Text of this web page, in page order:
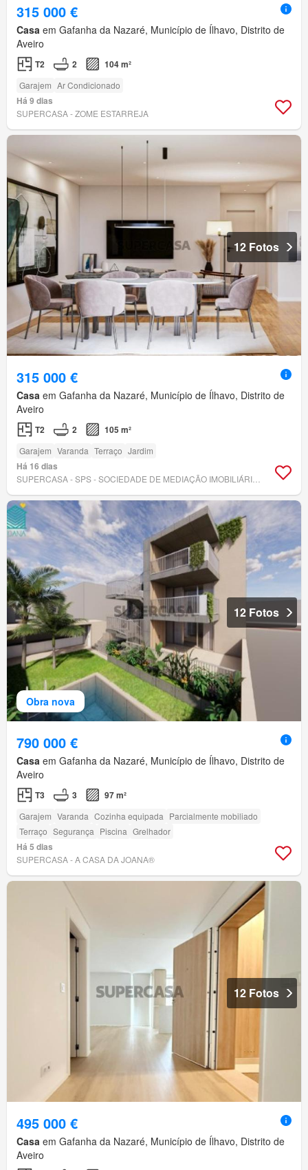
315 000 €
Casa em Gafanha da Nazaré, Município de Ílhavo, Distrito de
Aveiro
T2 2 104 m²
Garajem Ar Condicionado
Há 9 dias
SUPERCASA - ZOME ESTARREJA
12 Fotos
315 000 €
Casa em Gafanha da Nazaré, Município de Ílhavo, Distrito de
Aveiro
T2 2 105 m²
Garajem Varanda Terraço Jardim
Há 16 dias
Obra nova
12 Fotos
790 000 €
Casa em Gafanha da Nazaré, Município de Ílhavo, Distrito de
Aveiro
T3 3 97 m²
Garajem Varanda Cozinha equipada Parcialmente mobiliado
Terraço Segurança Piscina Grelhador
Há 5 dias
SUPERCASA - A CASA DA JOANA®
12 Fotos
495 000 €
Casa em Gafanha da Nazaré, Município de Ílhavo, Distrito de
Aveiro